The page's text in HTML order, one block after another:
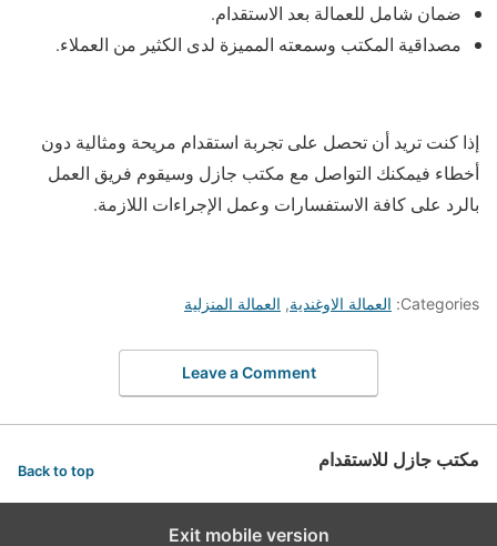
ضمان شامل للعمالة بعد الاستقدام.
مصداقية المكتب وسمعته المميزة لدى الكثير من العملاء.
إذا كنت تريد أن تحصل على تجربة استقدام مريحة ومثالية دون
أخطاء فيمكنك التواصل مع مكتب جازل وسيقوم فريق العمل
بالرد على كافة الاستفسارات وعمل الإجراءات اللازمة.
Categories: العمالة الاوغندية, العمالة المنزلية
Leave a Comment
مكتب جازل للاستقدام Back to top
Exit mobile version